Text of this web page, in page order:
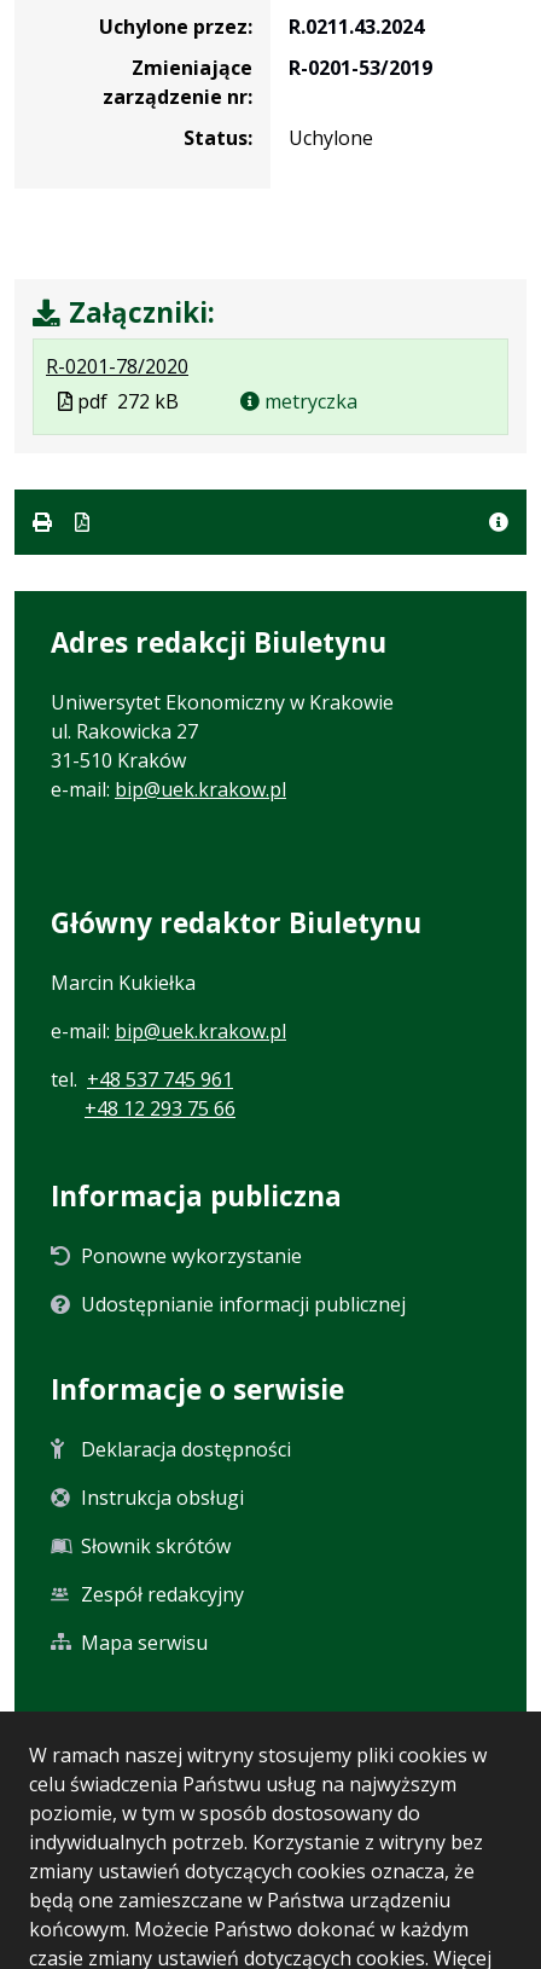
W ramach naszej witryny stosujemy pliki cookies w
celu świadczenia Państwu usług na najwyższym
poziomie, w tym w sposób dostosowany do
indywidualnych potrzeb. Korzystanie z witryny bez
zmiany ustawień dotyczących cookies oznacza, że
będą one zamieszczane w Państwa urządzeniu
końcowym. Możecie Państwo dokonać w każdym
czasie zmiany ustawień dotyczących cookies. Więcej
Uchylone przez:
R.0211.43.2024
Zmieniające
zarządzenie nr:
R-0201-53/2019
Status: Uchylone
Załączniki:
R-0201-78/2020
Rozmiar
Otwiera
Plik
w
pdf 272 kB metryczka
Adres redakcji Biuletynu
Uniwersytet Ekonomiczny w Krakowie
ul. Rakowicka 27
31-510 Kraków
e-mail: bip@uek.krakow.pl
Główny redaktor Biuletynu
Marcin Kukiełka
e-mail: bip@uek.krakow.pl
tel. +48 537 745 961
+48 12 293 75 66
Informacja publiczna
Ponowne wykorzystanie
Udostępnianie informacji publicznej
Informacje o serwisie
Deklaracja dostępności
Instrukcja obsługi
Słownik skrótów
Zespół redakcyjny
Mapa serwisu
Statystyki oglądalności
Ostatnio dodane
Polityka prywatności